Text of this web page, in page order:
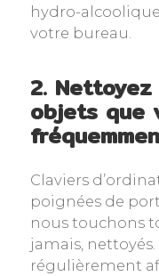
hydro-
votre bureau.
2.
objets que
Claviers
poignées de
nous touchons
jamais, nettoyés.
régulièrement